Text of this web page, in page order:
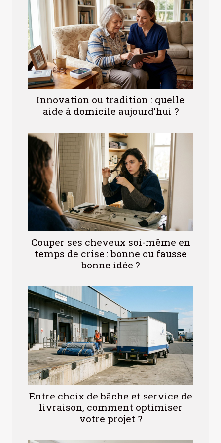
Innovation ou tradition : quelle
aide à domicile aujourd’hui ?
Couper ses cheveux soi-même en
temps de crise : bonne ou fausse
bonne idée ?
Entre choix de bâche et service de
livraison, comment optimiser
votre projet ?